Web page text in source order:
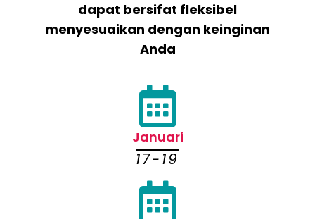
dapat bersifat fleksibel
menyesuaikan dengan keinginan
Anda
Januari
17-19